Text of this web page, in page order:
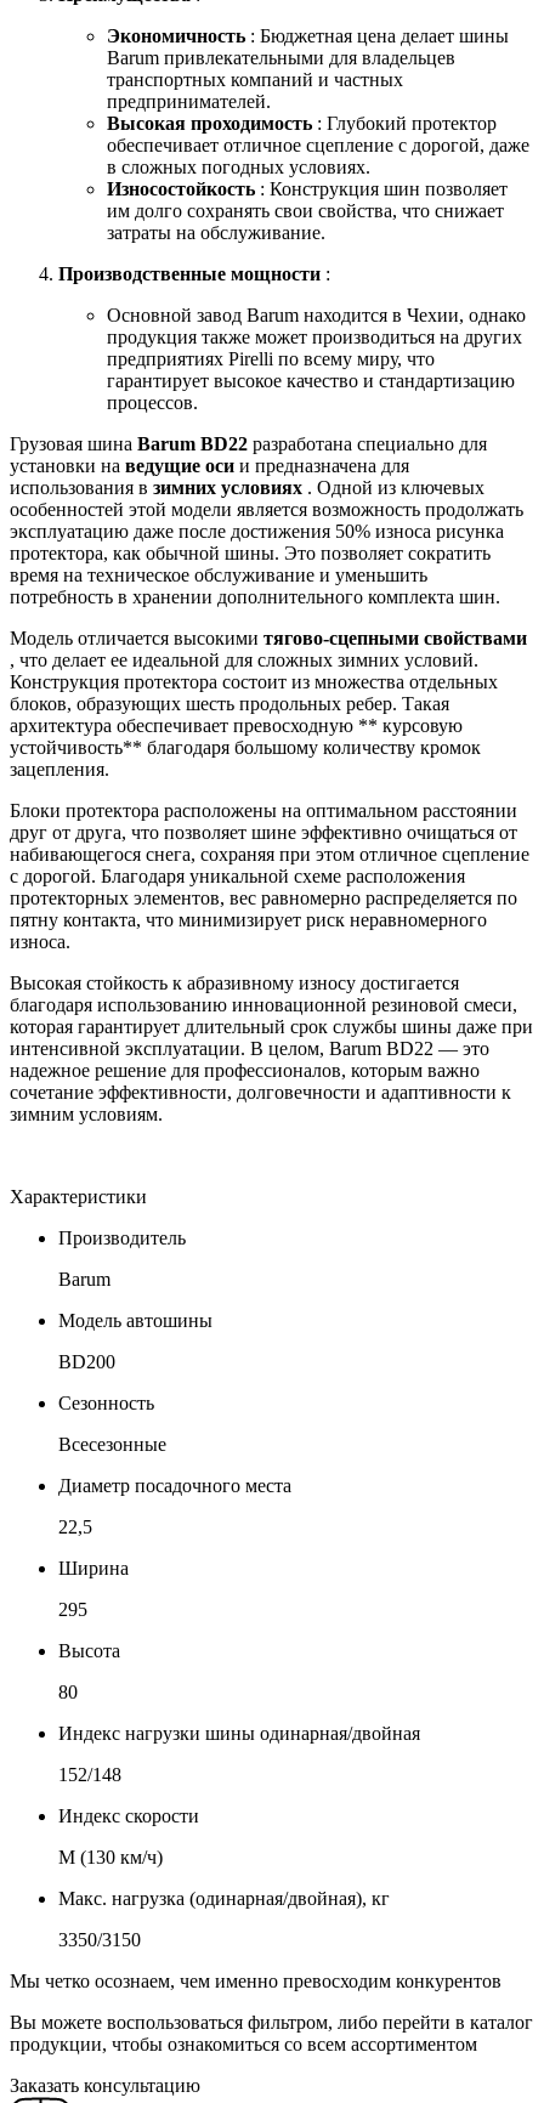
Экономичность : Бюджетная цена делает шины
Barum привлекательными для владельцев
транспортных компаний и частных
предпринимателей.
Высокая проходимость : Глубокий протектор
обеспечивает отличное сцепление с дорогой, даже
в сложных погодных условиях.
Износостойкость : Конструкция шин позволяет
им долго сохранять свои свойства, что снижает
затраты на обслуживание.
Производственные мощности :
Основной завод Barum находится в Чехии, однако
продукция также может производиться на других
предприятиях Pirelli по всему миру, что
гарантирует высокое качество и стандартизацию
процессов.
Грузовая шина Barum BD22 разработана специально для
установки на ведущие оси и предназначена для
использования в зимних условиях . Одной из ключевых
особенностей этой модели является возможность продолжать
эксплуатацию даже после достижения 50% износа рисунка
протектора, как обычной шины. Это позволяет сократить
время на техническое обслуживание и уменьшить
потребность в хранении дополнительного комплекта шин.
Модель отличается высокими тягово-сцепными свойствами
, что делает ее идеальной для сложных зимних условий.
Конструкция протектора состоит из множества отдельных
блоков, образующих шесть продольных ребер. Такая
архитектура обеспечивает превосходную ** курсовую
устойчивость** благодаря большому количеству кромок
зацепления.
Блоки протектора расположены на оптимальном расстоянии
друг от друга, что позволяет шине эффективно очищаться от
набивающегося снега, сохраняя при этом отличное сцепление
с дорогой. Благодаря уникальной схеме расположения
протекторных элементов, вес равномерно распределяется по
пятну контакта, что минимизирует риск неравномерного
износа.
Высокая стойкость к абразивному износу достигается
благодаря использованию инновационной резиновой смеси,
которая гарантирует длительный срок службы шины даже при
интенсивной эксплуатации. В целом, Barum BD22 — это
надежное решение для профессионалов, которым важно
сочетание эффективности, долговечности и адаптивности к
зимним условиям.
Характеристики
Производитель
Barum
Модель автошины
BD200
Сезонность
Всесезонные
Диаметр посадочного места
22,5
Ширина
295
Высота
80
Индекс нагрузки шины одинарная/двойная
152/148
Индекс скорости
М (130 км/ч)
Макс. нагрузка (одинарная/двойная), кг
3350/3150
Мы четко осознаем, чем именно превосходим конкурентов
Вы можете воспользоваться фильтром, либо перейти в каталог
продукции, чтобы ознакомиться со всем ассортиментом
Заказать консультацию